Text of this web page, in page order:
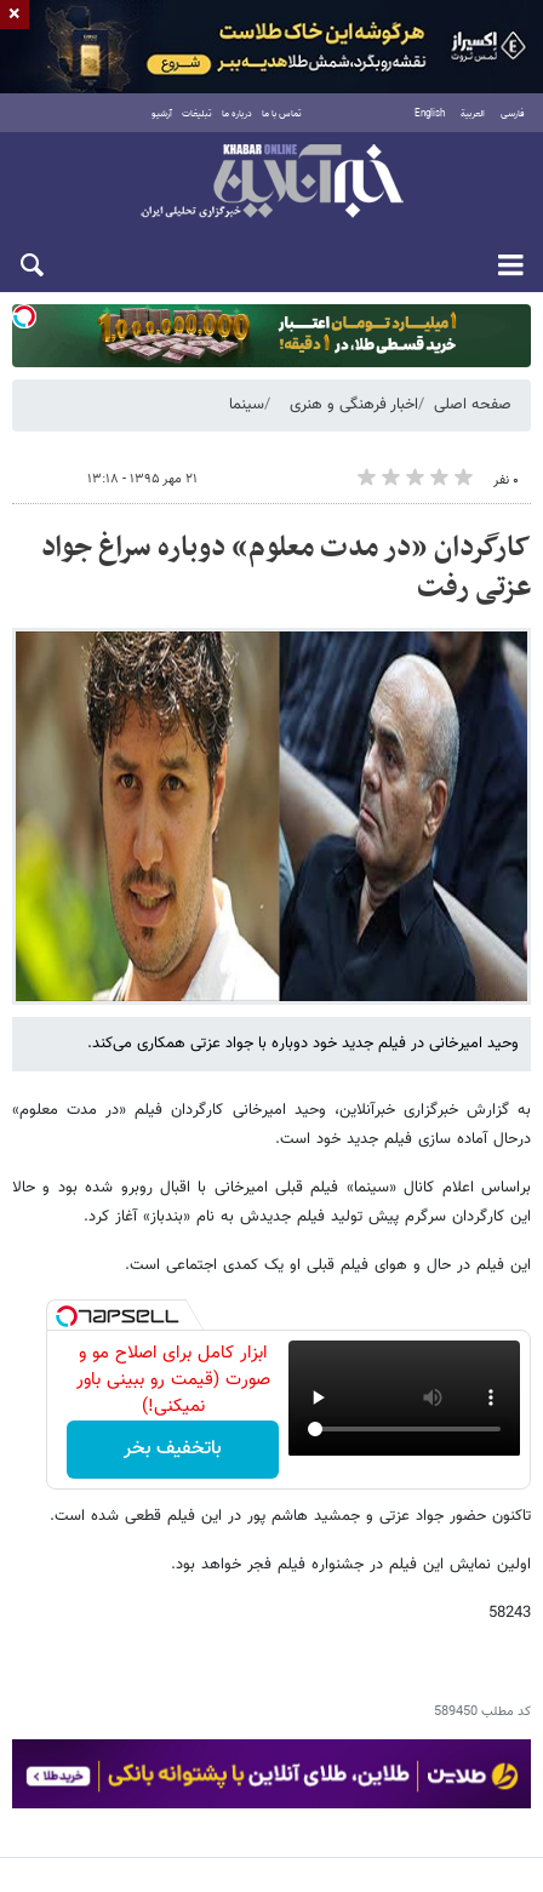
فارسی العربية English تماس با ما درباره ما تبلیغات آرشیو
یکشنبه ۱۸ مرداد ۱۴۰۵
صفحه اصلی اخبار فرهنگی و هنری سینما
۰ نفر ۲۱ مهر ۱۳۹۵ - ۱۳:۱۸
کارگردان «در مدت معلوم» دوباره سراغ جواد
عزتی رفت
وحید امیرخانی در فیلم جدید خود دوباره با جواد عزتی همکاری می‌کند.
به گزارش خبرگزاری خبرآنلاین، وحید امیرخانی کارگردان فیلم «در مدت معلوم»
درحال آماده سازی فیلم جدید خود است.
براساس اعلام کانال «سینما» فیلم قبلی امیرخانی با اقبال روبرو شده بود و حالا
این کارگردان سرگرم پیش تولید فیلم جدیدش به نام «بندباز» آغاز کرد.
این فیلم در حال و هوای فیلم قبلی او یک کمدی اجتماعی است.
ابزار کامل برای اصلاح مو و
صورت (قیمت رو ببینی باور
نمیکنی!)
باتخفیف بخر
تاکنون حضور جواد عزتی و جمشید هاشم پور در این فیلم قطعی شده است.
اولین نمایش این فیلم در جشنواره فیلم فجر خواهد بود.
58243
کد مطلب589450
×